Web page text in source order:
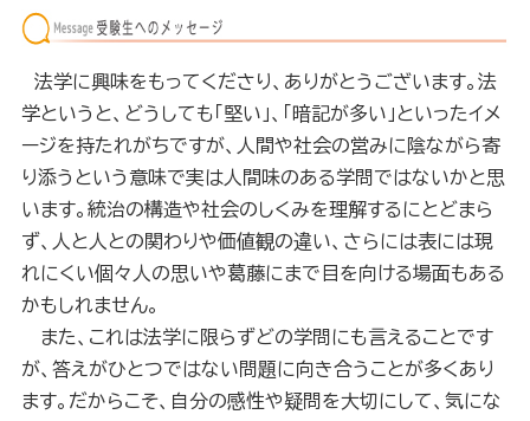
法学に興味をもってくださり、ありがとうございます。法
学というと、どうしても「堅い」、「暗記が多い」といったイメ
ージを持たれがちですが、人間や社会の営みに陰ながら寄
り添うという意味で実は人間味のある学問ではないかと思
います。統治の構造や社会のしくみを理解するにとどまら
ず、人と人との関わりや価値観の違い、さらには表には現
れにくい個々人の思いや葛藤にまで目を向ける場面もある
かもしれません。
また、これは法学に限らずどの学問にも言えることです
が、答えがひとつではない問題に向き合うことが多くあり
ます。だからこそ、自分の感性や疑問を大切にして、気にな